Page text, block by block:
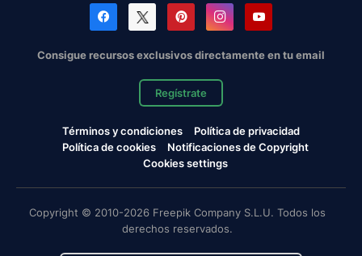
Consigue recursos exclusivos directamente en tu email
Regístrate
Términos y condiciones
Política de privacidad
Política de cookies
Notificaciones de Copyright
Cookies settings
Copyright © 2010-2026 Freepik Company S.L.U. Todos los
derechos reservados.